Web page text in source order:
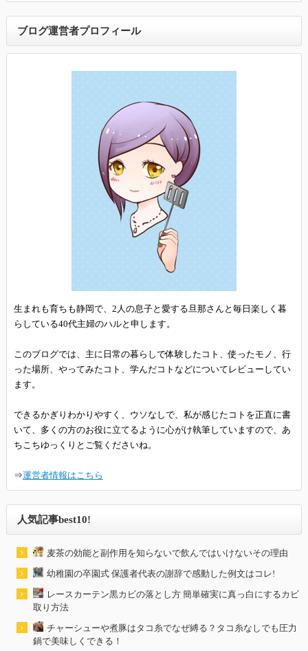
ブログ運営者プロフィール
生まれも育ちも静岡で、2人の息子と愛する旦那さんと毎日楽しく暮
らしている40代主婦のハルと申します。
このブログでは、主に日常の暮らしで体験したコト、使ったモノ、行
った場所、やってみたコト、学んだコトなどについてレビューしてい
ます。
できるかぎりわかりやすく、ウソなしで、私が感じたコトを正直に書
いて、多くの方のお役に立てるように心がけ執筆していますので、あ
ちこちゆっくりとご覧くださいね。
⇒運営者情報はこちら
人気記事best10!
麦茶の効能と副作用を知らないで飲んではいけないその理由
幼稚園の卒園式 保護者代表の謝辞で感動した例文はコレ!
レースカーテン黒カビの落とし方 簡単確実に真っ白にするカビ
取り方法
チャーシューや煮豚はタコ糸でなぜ縛る？タコ糸なしでも圧力
鍋で美味しくできる！